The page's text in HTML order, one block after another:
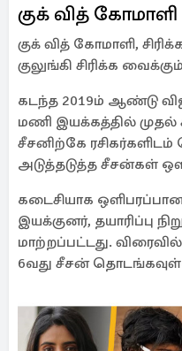
குக் வித் கோமாளி
குக் வித் கோமாளி,
குலுங்கி சிரிக்க
கடந்த 2019ம் ஆண்டு
மணி இயக்கத்தில்
சீசனிற்கே ரசிகர்களிடம்
அடுத்தடுத்த சீசன்கள்
கடைசியாக
இயக்குனர், தயாரிப்பு
மாற்றப்பட்டது.
6வது சீசன்